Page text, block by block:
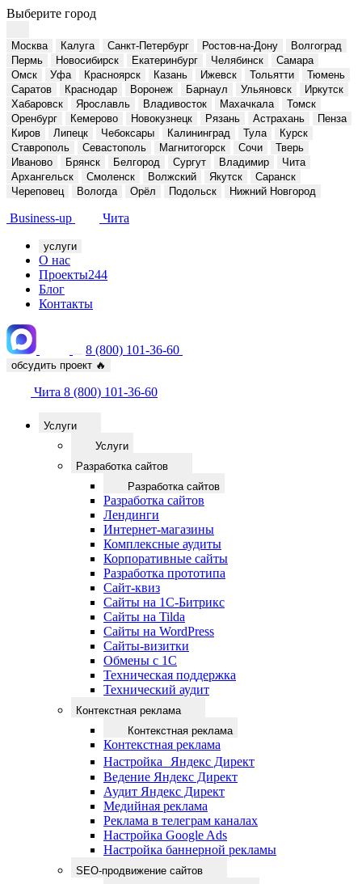
Выберите город
Москва Калуга Санкт-Петербург Ростов-на-Дону
Волгоград
Пермь
Новосибирск Екатеринбург Челябинск
Самара
Омск
Уфа Красноярск Казань Ижевск Тольятти
Тюмень
Саратов
Краснодар Воронеж Барнаул Ульяновск
Иркутск
Хабаровск
Ярославль Владивосток Махачкала
Томск
Оренбург
Кемерово Новокузнецк Рязань Астрахань
Пенза
Киров
Липецк Чебоксары Калининград Тула
Курск
Ставрополь
Севастополь Магнитогорск Сочи
Тверь
Иваново
Брянск Белгород Сургут Владимир
Чита
Архангельск
Смоленск Волжский Якутск
Саранск
Череповец
Вологда Орёл Подольск Нижний Новгород
Business-up Чита
услуги
О нас
Проекты244
Блог
Контакты
8 (800) 101-36-60
обсудить проект 🔥
Чита 8 (800) 101-36-60
Услуги
Услуги
Разработка сайтов
Разработка сайтов
Разработка сайтов
Лендинги
Интернет-магазины
Комплексные аудиты
Корпоративные сайты
Разработка прототипа
Сайт-квиз
Сайты на 1С-Битрикс
Сайты на Tilda
Сайты на WordPress
Сайты-визитки
Обмены с 1С
Техническая поддержка
Технический аудит
Контекстная реклама
Контекстная реклама
Контекстная реклама
Настройка Яндекс Директ
Ведение Яндекс Директ
Аудит Яндекс Директ
Медийная реклама
Реклама в телеграм каналах
Настройка Google Ads
Настройка баннерной рекламы
SEO-продвижение сайтов